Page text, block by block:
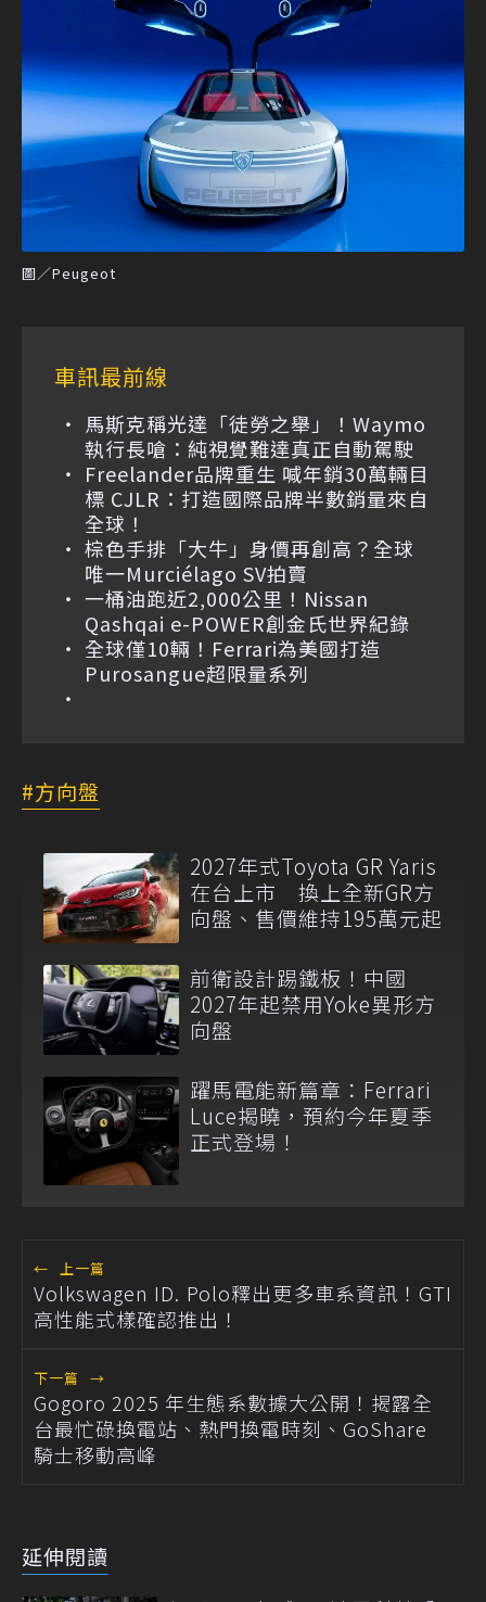
圖／Peugeot
車訊最前線
馬斯克稱光達「徒勞之舉」！Waymo
執行長嗆：純視覺難達真正自動駕駛
Freelander品牌重生 喊年銷30萬輛目
標 CJLR：打造國際品牌半數銷量來自
全球！
棕色手排「大牛」身價再創高？全球
唯一Murciélago SV拍賣
一桶油跑近2,000公里！Nissan
Qashqai e-POWER創金氏世界紀錄
全球僅10輛！Ferrari為美國打造
Purosangue超限量系列
方向盤
2027年式Toyota GR Yaris
在台上市 換上全新GR方
向盤、售價維持195萬元起
前衛設計踢鐵板！中國
2027年起禁用Yoke異形方
向盤
躍馬電能新篇章：Ferrari
Luce揭曉，預約今年夏季
正式登場！
← 上一篇
Volkswagen ID. Polo釋出更多車系資訊！GTI
高性能式樣確認推出！
下一篇 →
Gogoro 2025 年生態系數據大公開！揭露全
台最忙碌換電站、熱門換電時刻、GoShare
騎士移動高峰
延伸閱讀